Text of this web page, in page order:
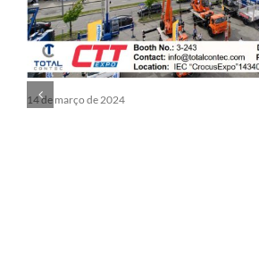
14 de março de 2024